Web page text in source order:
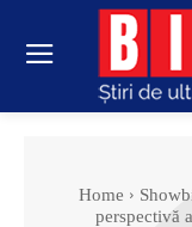
Home
perspectivă